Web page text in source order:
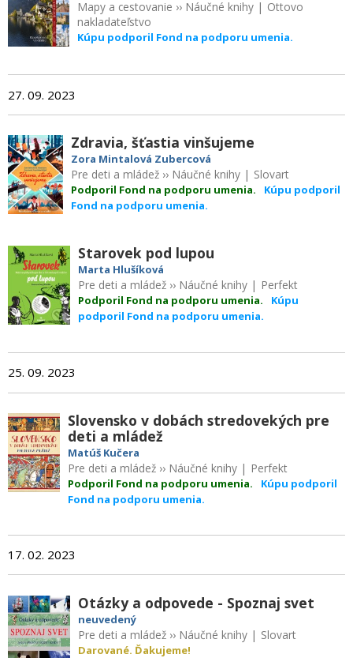
Mapy a cestovanie ›› Náučné knihy| Ottovo
nakladateľstvo
Kúpu podporil Fond na podporu umenia.
27. 09. 2023
Zdravia, šťastia vinšujeme
Zora Mintalová Zubercová
Pre deti a mládež ›› Náučné knihy | Slovart
Podporil Fond na podporu umenia.
Kúpu podporil
Fond na podporu umenia.
Starovek pod lupou
Marta Hlušíková
Pre deti a mládež›› Náučné knihy| Perfekt
Podporil Fond na podporu umenia.
Kúpu
podporil Fond na podporu umenia.
25. 09. 2023
Slovensko v dobách stredovekých pre
deti a mládež
Matúš Kučera
Pre deti a mládež›› Náučné knihy| Perfekt
Podporil Fond na podporu umenia.
Kúpu podporil
Fond na podporu umenia.
17. 02. 2023
Otázky a odpovede - Spoznaj svet
neuvedený
Pre deti a mládež ›› Náučné knihy | Slovart
Darované. Ďakujeme!